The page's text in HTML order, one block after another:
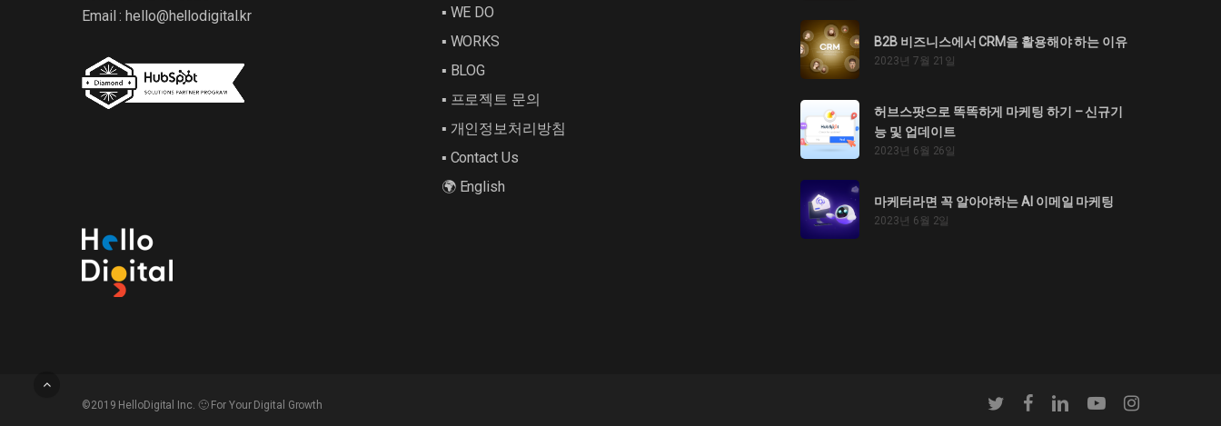
Email :hello@hellodigital.kr
▪︎ WE DO
▪︎ WORKS
▪︎ BLOG
▪︎ 프로젝트 문의
▪︎ 개인정보처리방침
▪︎ Contact Us
🌍 English
B2B 비즈니스에서 CRM을 활용해야 하는 이유
2023년 7월 21일
허브스팟으로 똑똑하게 마케팅 하기 – 신규기
능 및 업데이트
2023년 6월 26일
마케터라면 꼭 알아야하는 AI 이메일 마케팅
2023년 6월 2일
©2019 HelloDigital Inc. 🙂 For Your Digital Growth twitter facebooklinkedinyoutubeinstagram